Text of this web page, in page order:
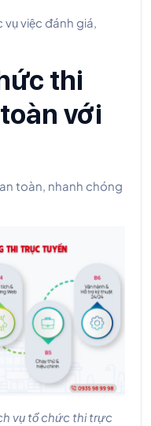
vụ việc đánh giá,
thi
với
toàn, nhanh chóng
vụ tổ chức thi trực